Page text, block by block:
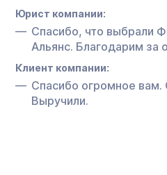
Юрист компании:
Спасибо, что выбрали
Альянс. Благодарим за
Клиент компании:
Спасибо огромное вам.
Выручили.